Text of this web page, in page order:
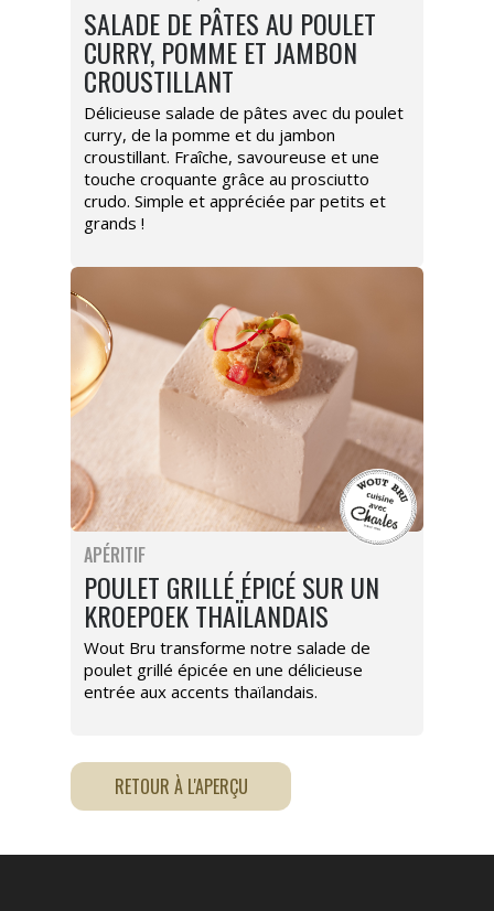
SALADE DE PÂTES AU POULET
CURRY, POMME ET JAMBON
CROUSTILLANT
Délicieuse salade de pâtes avec du poulet
curry, de la pomme et du jambon
croustillant. Fraîche, savoureuse et une
touche croquante grâce au prosciutto
crudo. Simple et appréciée par petits et
grands !
APÉRITIF
POULET GRILLÉ ÉPICÉ SUR UN
KROEPOEK THAÏLANDAIS
Wout Bru transforme notre salade de
poulet grillé épicée en une délicieuse
entrée aux accents thaïlandais.
RETOUR À L'APERÇU